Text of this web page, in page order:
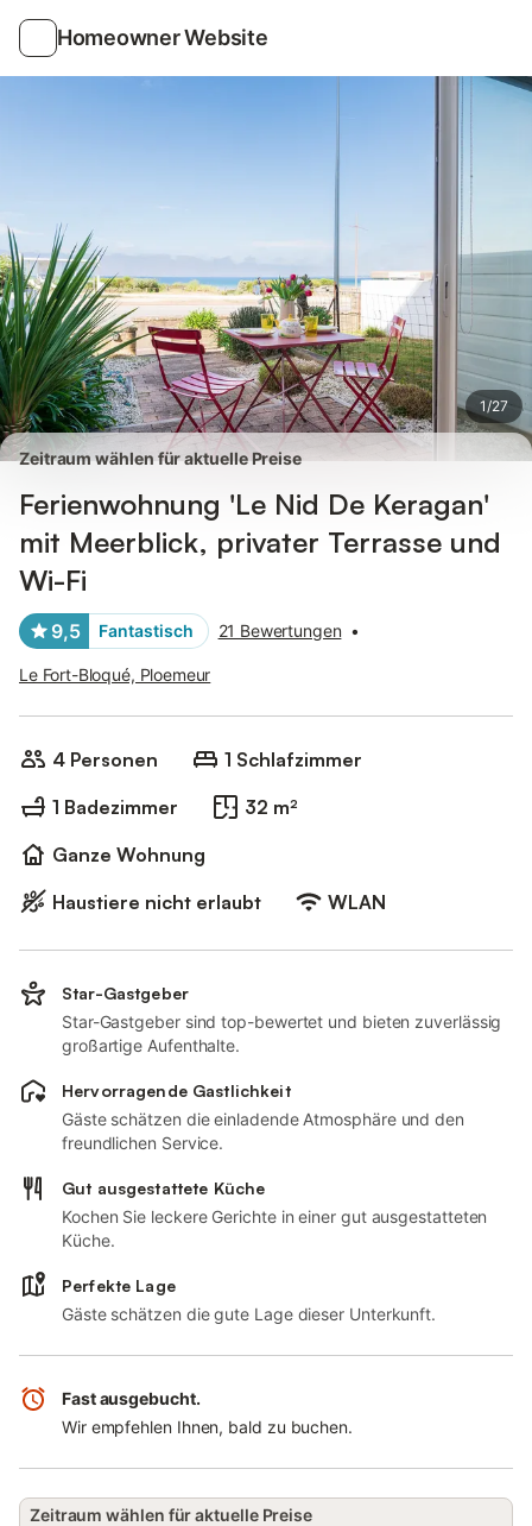
Homeowner Website
1/27
Bilder Ausstattung Bewertungen
Zeitraum wählen für aktuelle Preise
Ferienwohnung 'Le Nid De Keragan'
mit Meerblick, privater Terrasse und
Wi-Fi
9,5 Fantastisch 21 Bewertungen •
Le Fort-Bloqué, Ploemeur
4 Personen
1 Schlafzimmer
1 Badezimmer
32 m²
Ganze Wohnung
Haustiere nicht erlaubt
WLAN
Star-Gastgeber
Star-Gastgeber sind top-bewertet und bieten zuverlässig
großartige Aufenthalte.
Hervorragende Gastlichkeit
Gäste schätzen die einladende Atmosphäre und den
freundlichen Service.
Gut ausgestattete Küche
Kochen Sie leckere Gerichte in einer gut ausgestatteten
Küche.
Perfekte Lage
Gäste schätzen die gute Lage dieser Unterkunft.
Fast ausgebucht.
Wir empfehlen Ihnen, bald zu buchen.
Zeitraum wählen für aktuelle Preise